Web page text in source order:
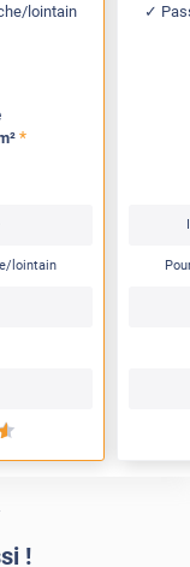
lointain
*
lointain
*****
!